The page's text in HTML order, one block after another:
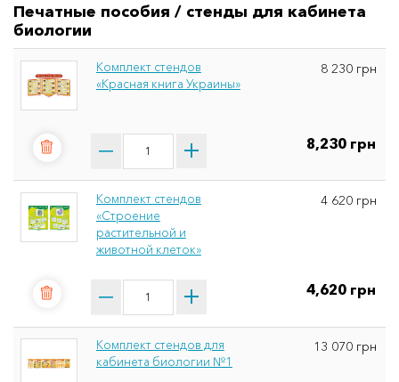
Печатные пособия / стенды для кабинета
биологии
Комплект стендов
«Красная книга Украины»
8 230 грн
8,230 грн
Комплект стендов
«Строение
растительной и
животной клеток»
4 620 грн
4,620 грн
Комплект стендов для
кабинета биологии №1
13 070 грн